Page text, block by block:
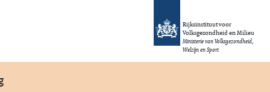
Rijksinstituut voor
Volksgezondheid en Milieu
Ministerie van Volksgezondheid,
Welzijn en Sport